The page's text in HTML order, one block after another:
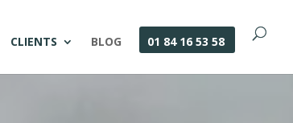
CLIENTS BLOG 01 84 16 53 58